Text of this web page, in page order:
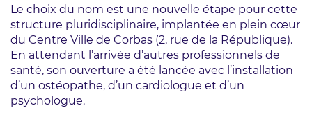
Le choix du nom est une nouvelle étape pour cette
structure pluridisciplinaire, implantée en plein cœur
du Centre Ville de Corbas (2, rue de la République).
En attendant l’arrivée d’autres professionnels de
santé, son ouverture a été lancée avec l’installation
d’un ostéopathe, d’un cardiologue et d’un
psychologue.